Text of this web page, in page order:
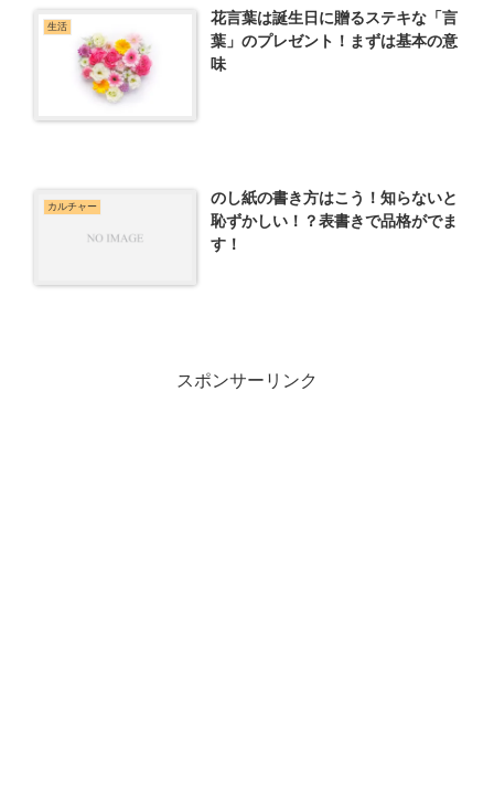
生活
花言葉は誕生日に贈るステキな「言
葉」のプレゼント！まずは基本の意
味
カルチャー
のし紙の書き方はこう！知らないと
恥ずかしい！？表書きで品格がでま
す！
スポンサーリンク